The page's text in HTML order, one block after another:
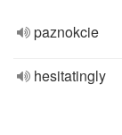
paznokcie
hesitatingly